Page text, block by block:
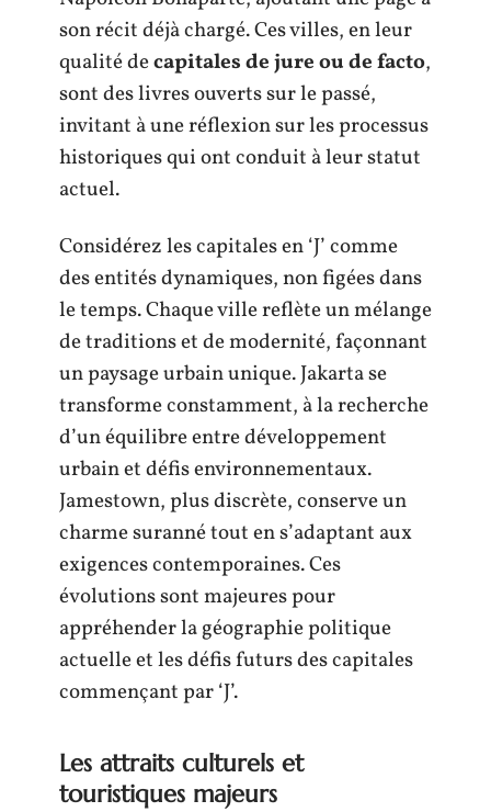
son récit déjà chargé. Ces villes, en leur
qualité decapitales de jure ou de facto,
sont des livres ouverts sur le passé,
invitant à une réflexion sur les processus
historiques qui ont conduit à leur statut
actuel.
Considérez les capitales en ‘J’ comme
des entités dynamiques, non figées dans
le temps. Chaque ville reflète un mélange
de traditions et de modernité, façonnant
un paysage urbain unique. Jakarta se
transforme constamment, à la recherche
d’un équilibre entre développement
urbain et défis environnementaux.
Jamestown, plus discrète, conserve un
charme suranné tout en s’adaptant aux
exigences contemporaines. Ces
évolutions sont majeures pour
appréhender la géographie politique
actuelle et les défis futurs des capitales
commençant par ‘J’.
Les attraits culturels et
touristiques majeurs